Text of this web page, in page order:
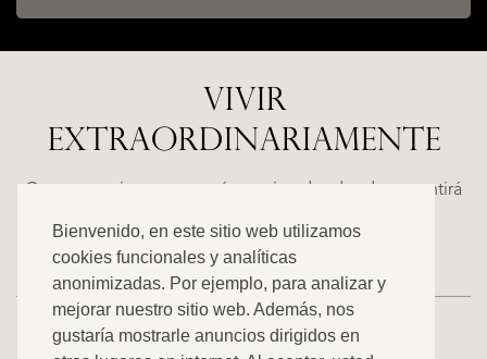
Bienvenido, en este sitio web utilizamos
cookies funcionales y analíticas
anonimizadas. Por ejemplo, para analizar y
mejorar nuestro sitio web. Además, nos
gustaría mostrarle anuncios dirigidos en
VIVIR
EXTRAORDINARIAMENTE
Casas espaciosas con carácter, situadas donde se sentirá
como en casa. Descubra nuestra oferta exclusiva.
ALICANTE
RUAYA
995.000